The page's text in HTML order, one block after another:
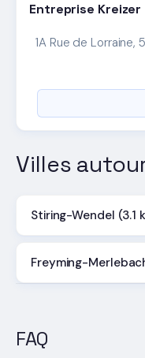
Entreprise Kreizer
1A Rue de
Villes
Stiring-Wendel (3.1
Freyming-
FAQ